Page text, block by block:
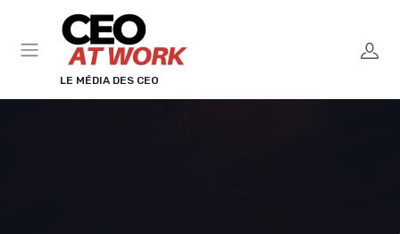
LE MÉDIA DES CEO
Panneau de gestion des cookies